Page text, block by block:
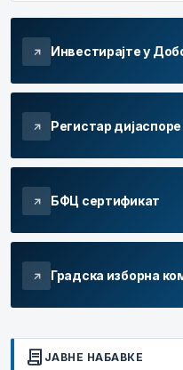
arrow_outward Инвестирајте у
arrow_outward Регистар дијаспоре
arrow_outward БФЦ сертификат
arrow_outward Градска изборна
contract ЈАВНЕ НАБАВКЕ